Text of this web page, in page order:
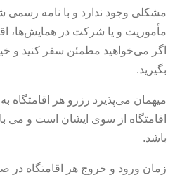
مأموریت و یا شرکت در همایش‌ها،
اگر می‌خواهید مطمئن سفر کنید و
بگیرید.
میهمان می‌پذیرد رزرو هر اقامتگاه
اقامتگاه از سوی ایشان است و می
باشد.
زمان ورود و خروج هر اقامتگاه